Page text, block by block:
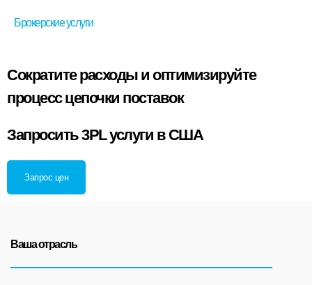
Брокерские услуги
Сократите расходы и оптимизируйте
процесс цепочки поставок
Запросить 3PL услуги в США
Запрос цен
Ваша отрасль